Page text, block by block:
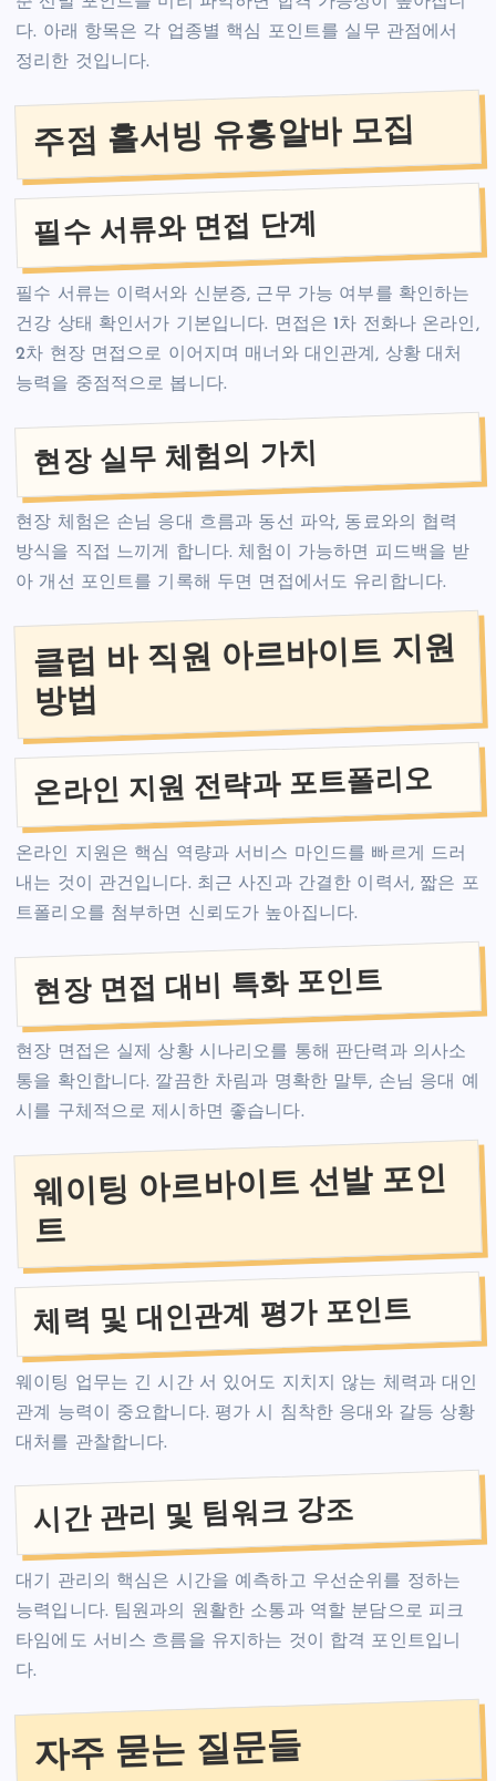
다. 아래 항목은 각 업종별 핵심 포인트를 실무 관점에서
정리한 것입니다.
주점 홀서빙 유흥알바 모집
필수 서류와 면접 단계
필수 서류는 이력서와 신분증, 근무 가능 여부를 확인하는
건강 상태 확인서가 기본입니다. 면접은 1차 전화나 온라인,
2차 현장 면접으로 이어지며 매너와 대인관계, 상황 대처
능력을 중점적으로 봅니다.
현장 실무 체험의 가치
현장 체험은 손님 응대 흐름과 동선 파악, 동료와의 협력
방식을 직접 느끼게 합니다. 체험이 가능하면 피드백을 받
아 개선 포인트를 기록해 두면 면접에서도 유리합니다.
클럽 바 직원 아르바이트 지원
방법
온라인 지원 전략과 포트폴리오
온라인 지원은 핵심 역량과 서비스 마인드를 빠르게 드러
내는 것이 관건입니다. 최근 사진과 간결한 이력서, 짧은 포
트폴리오를 첨부하면 신뢰도가 높아집니다.
현장 면접 대비 특화 포인트
현장 면접은 실제 상황 시나리오를 통해 판단력과 의사소
통을 확인합니다. 깔끔한 차림과 명확한 말투, 손님 응대 예
시를 구체적으로 제시하면 좋습니다.
웨이팅 아르바이트 선발 포인
트
체력 및 대인관계 평가 포인트
웨이팅 업무는 긴 시간 서 있어도 지치지 않는 체력과 대인
관계 능력이 중요합니다. 평가 시 침착한 응대와 갈등 상황
대처를 관찰합니다.
시간 관리 및 팀워크 강조
대기 관리의 핵심은 시간을 예측하고 우선순위를 정하는
능력입니다. 팀원과의 원활한 소통과 역할 분담으로 피크
타임에도 서비스 흐름을 유지하는 것이 합격 포인트입니
다.
자주 묻는 질문들